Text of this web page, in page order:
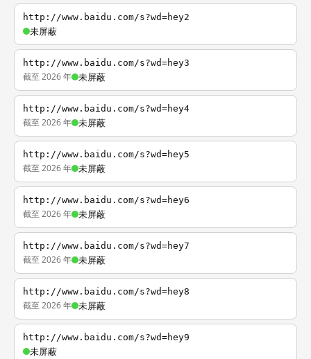
http://www.baidu.com/s?wd=hey2
未屏蔽
http://www.baidu.com/s?wd=hey3
截至 2026 年 未屏蔽
http://www.baidu.com/s?wd=hey4
截至 2026 年 未屏蔽
http://www.baidu.com/s?wd=hey5
截至 2026 年 未屏蔽
http://www.baidu.com/s?wd=hey6
截至 2026 年 未屏蔽
http://www.baidu.com/s?wd=hey7
截至 2026 年 未屏蔽
http://www.baidu.com/s?wd=hey8
截至 2026 年 未屏蔽
http://www.baidu.com/s?wd=hey9
未屏蔽